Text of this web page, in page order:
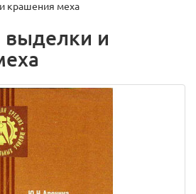
крашения меха
выделки и